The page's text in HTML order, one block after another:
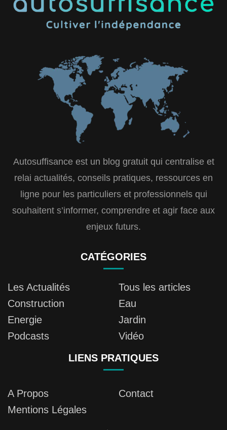
Autosuffisance est un blog gratuit qui centralise et
relai actualités, conseils pratiques, ressources en
ligne pour les particuliers et professionnels qui
souhaitent s’informer, comprendre et agir face aux
enjeux futurs.
CATÉGORIES
Les Actualités
Tous les articles
Construction
Eau
Energie
Jardin
Podcasts
Vidéo
LIENS PRATIQUES
A Propos
Contact
Mentions Légales